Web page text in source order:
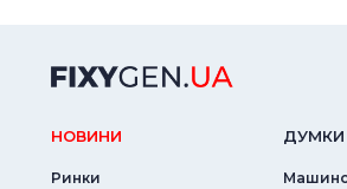
НОВИНИ
Ринки
ДУМКИ